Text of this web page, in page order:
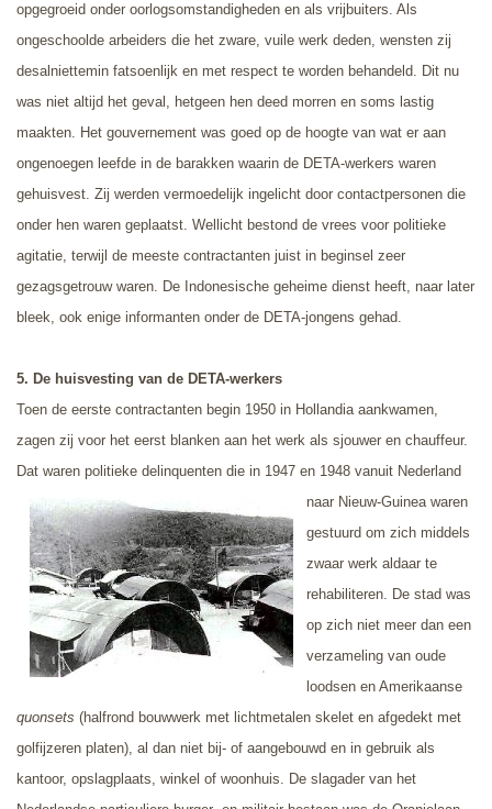
opgegroeid onder oorlogsomstandigheden en als vrijbuiters. Als
ongeschoolde arbeiders die het zware, vuile werk deden, wensten zij
desalniettemin fatsoenlijk en met respect te worden behandeld. Dit nu
was niet altijd het geval, hetgeen hen deed morren en soms lastig
maakten. Het gouvernement was goed op de hoogte van wat er aan
ongenoegen leefde in de barakken waarin de DETA-werkers waren
gehuisvest. Zij werden vermoedelijk ingelicht door contactpersonen die
onder hen waren geplaatst. Wellicht bestond de vrees voor politieke
agitatie, terwijl de meeste contractanten juist in beginsel zeer
gezagsgetrouw waren. De Indonesische geheime dienst heeft, naar later
bleek, ook enige informanten onder de DETA-jongens gehad.
5. De huisvesting van de DETA-werkers
Toen de eerste contractanten begin 1950 in Hollandia aankwamen,
zagen zij voor het eerst blanken aan het werk als sjouwer en chauffeur.
Dat waren politieke delinquenten die in 1947 en 1948 vanuit Nederland
naar Nieuw-Guinea waren
gestuurd om zich middels
zwaar werk aldaar te
rehabiliteren. De stad was
op zich niet meer dan een
verzameling van oude
loodsen en Amerikaanse
quonsets (halfrond bouwwerk met lichtmetalen skelet en afgedekt met
golfijzeren platen), al dan niet bij- of aangebouwd en in gebruik als
kantoor, opslagplaats, winkel of woonhuis. De slagader van het